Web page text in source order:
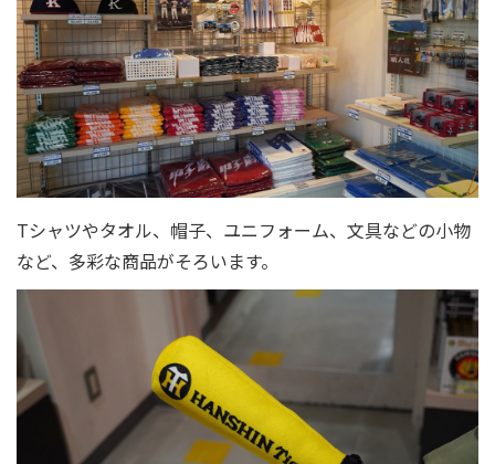
Tシャツやタオル、帽子、ユニフォーム、文具などの小物
など、多彩な商品がそろいます。